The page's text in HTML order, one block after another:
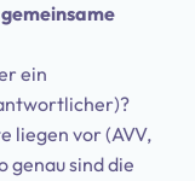
ein
liegen vor (AVV,
genau sind die